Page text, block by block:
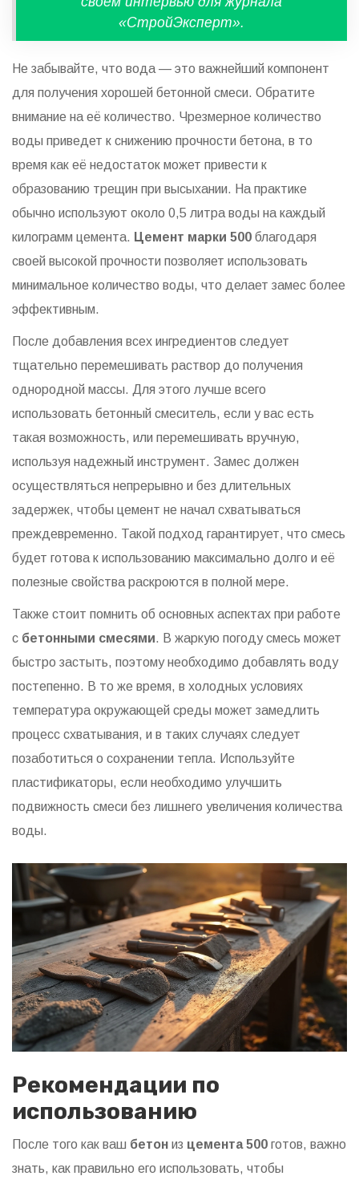
«СтройЭксперт».
Не забывайте, что вода — это важнейший компонент
для получения хорошей бетонной смеси. Обратите
внимание на её количество. Чрезмерное количество
воды приведет к снижению прочности бетона, в то
время как её недостаток может привести к
образованию трещин при высыхании. На практике
обычно используют около 0,5 литра воды на каждый
килограмм цемента. Цемент марки 500 благодаря
своей высокой прочности позволяет использовать
минимальное количество воды, что делает замес более
эффективным.
После добавления всех ингредиентов следует
тщательно перемешивать раствор до получения
однородной массы. Для этого лучше всего
использовать бетонный смеситель, если у вас есть
такая возможность, или перемешивать вручную,
используя надежный инструмент. Замес должен
осуществляться непрерывно и без длительных
задержек, чтобы цемент не начал схватываться
преждевременно. Такой подход гарантирует, что смесь
будет готова к использованию максимально долго и её
полезные свойства раскроются в полной мере.
Также стоит помнить об основных аспектах при работе
с бетонными смесями. В жаркую погоду смесь может
быстро застыть, поэтому необходимо добавлять воду
постепенно. В то же время, в холодных условиях
температура окружающей среды может замедлить
процесс схватывания, и в таких случаях следует
позаботиться о сохранении тепла. Используйте
пластификаторы, если необходимо улучшить
подвижность смеси без лишнего увеличения количества
воды.
Рекомендации по
использованию
После того как ваш бетон из цемента 500 готов, важно
знать, как правильно его использовать, чтобы